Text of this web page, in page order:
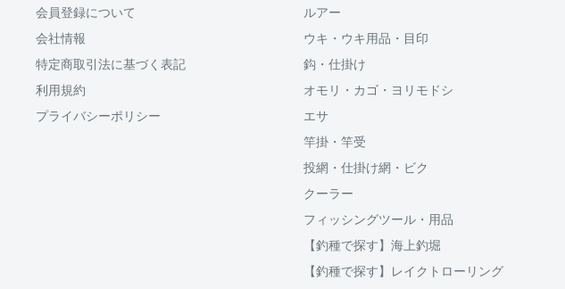
支払いができます。
「ApplePay・GooglePay・各クレジットカード」がご利用頂けます。
分割払いは、株式会社オリエントコーポレーションが提供しております、
OricoWebクレジットをご利用頂けます。
ご購入金額が30,000円以上からご利用対象となります。
ご注文後当店よりご案内する、インターネット上にて分割払い回数、ボーナス併
用等をシミュレーションする事が出来ます。
破損、重量オーバー等になる場合は複数口となりますのでご了承ください
クール便の場合は通常送料とは別に、クール便料金385円が加算されます
会員登録について
会社情報
特定商取引法に基づく表記
利用規約
プライバシーポリシー
ルアー
ウキ・ウキ用品・目印
鈎・仕掛け
オモリ・カゴ・ヨリモドシ
エサ
竿掛・竿受
投網・仕掛け網・ビク
クーラー
フィッシングツール・用品
【釣種で探す】海上釣堀
【釣種で探す】レイクトローリング